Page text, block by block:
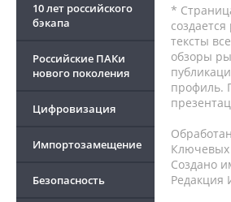
10 лет российского
бэкапа
Российские ПАКи
нового поколения
Цифровизация
Импортозамещение
Безопасность
*
тексты
обзоры
профиль.
Ключевых
Создано
Редакция